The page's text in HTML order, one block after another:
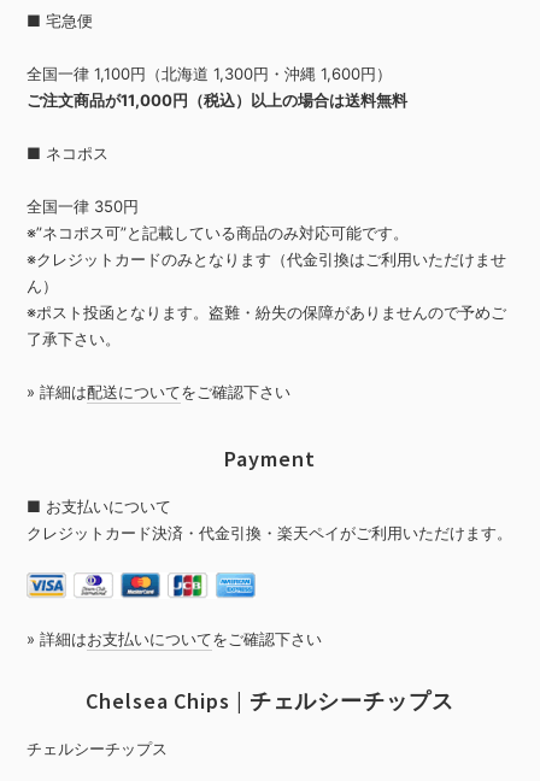
■ 宅急便
全国一律 1,100円（北海道 1,300円・沖縄 1,600円）
ご注文商品が11,000円（税込）以上の場合は送料無料
■ ネコポス
全国一律 350円
※”ネコポス可”と記載している商品のみ対応可能です。
※クレジットカードのみとなります（代金引換はご利用いただけませ
ん）
※ポスト投函となります。盗難・紛失の保障がありませんので予めご
了承下さい。
» 詳細は配送についてをご確認下さい
Payment
■ お支払いについて
クレジットカード決済・代金引換・楽天ペイがご利用いただけます。
» 詳細はお支払いについてをご確認下さい
Chelsea Chips | チェルシーチップス
チェルシーチップス